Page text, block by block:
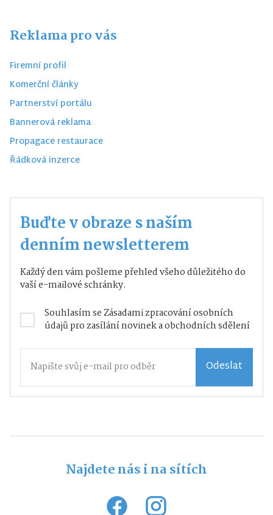
Reklama pro vás
Firemní profil
Komerční články
Partnerství portálu
Bannerová reklama
Propagace restaurace
Řádková inzerce
Buďte v obraze s naším
denním newsletterem
Každý den vám pošleme přehled všeho důležitého do
vaší e-mailové schránky.
Souhlasím seZásadami zpracování osobních
údajůpro zasílání novinek a obchodních sdělení
Odeslat
Najdete nás i na sítích